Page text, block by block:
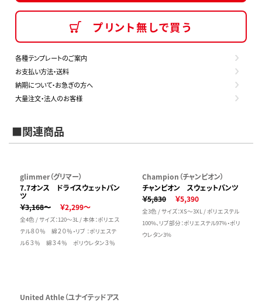
プリント無しで買う
各種テンプレートのご案内
お支払い方法・送料
納期について・お急ぎの方へ
大量注文・法人のお客様
■関連商品
glimmer（グリマー）
7.7オンス ドライスウェットパン
ツ
￥3,168～
￥2,299～
全4色 / サイズ：120～3L / 本体：ポリエス
テル８０％ 綿２０％・リブ ：ポリエステ
ル６３％ 綿３４％ ポリウレタン３％
Champion（チャンピオン）
チャンピオン スウェットパンツ
￥5,830
￥5,390
全3色 / サイズ：XS～3XL / ポリエステル
100%、リブ部分：ポリエステル97%・ポリ
ウレタン3%
United Athle（ユナイテッドアス